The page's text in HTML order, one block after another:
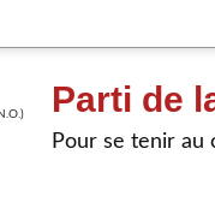
Parti de
Pour se tenir au